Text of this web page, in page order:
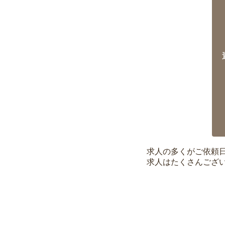
求人の多くがご依頼
求人はたくさんござ